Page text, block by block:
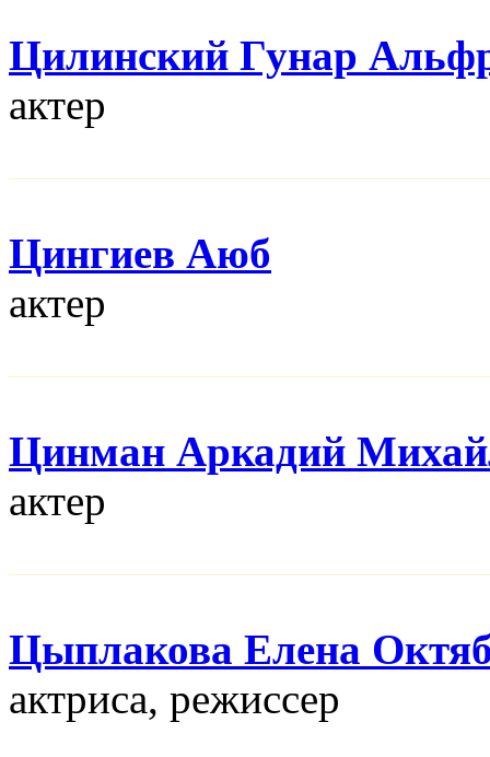
Цилинский Гунар
актер
Цингиев Аюб
актер
Цинман Аркадий
актер
Цыплакова Елена
актриса, режисcер